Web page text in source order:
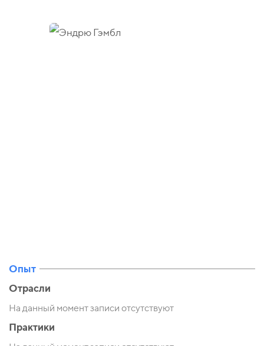
Опыт
Отрасли
На данный момент записи отсутствуют
Практики